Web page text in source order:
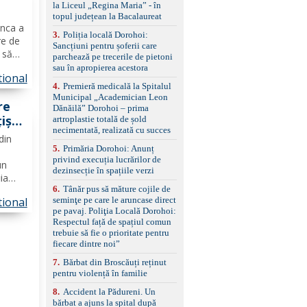
a
de
a
împreună cu un set de
anvelope de iarnă.
la Liceul „Regina Maria” - în
topul județean la Bacalaureat
3. Poliția locală Dorohoi:
Sancțiuni pentru șoferii care
parchează pe trecerile de pietoni
sau în apropierea acestora
4. Premieră medicală la Spitalul
Municipal „Academician Leon
Dănăilă” Dorohoi – prima
artroplastie totală de șold
necimentată, realizată cu succes
5. Primăria Dorohoi: Anunț
privind execuția lucrărilor de
dezinsecție în spațiile verzi
6. Tânăr pus să măture cojile de
seminţe pe care le aruncase direct
pe pavaj. Poliţia Locală Dorohoi:
Respectul față de spațiul comun
trebuie să fie o prioritate pentru
fiecare dintre noi”
7. Bărbat din Broscăuți reținut
pentru violență în familie
8. Accident la Pădureni. Un
bărbat a ajuns la spital după